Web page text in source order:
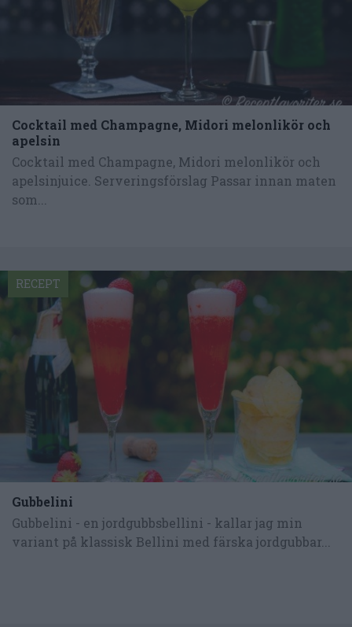
Cocktail med Champagne, Midori melonlikör och
apelsin
Cocktail med Champagne, Midori melonlikör och
apelsinjuice. Serveringsförslag Passar innan maten
som...
Gubbelini
Gubbelini - en jordgubbsbellini - kallar jag min
variant på klassisk Bellini med färska jordgubbar...
RECEPT